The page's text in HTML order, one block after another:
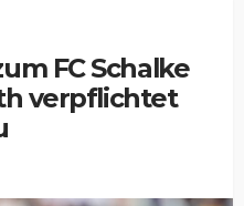
FC Schalke
verpflichtet